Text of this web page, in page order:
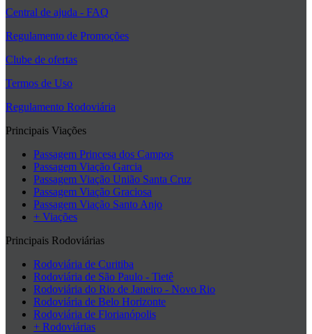
Central de ajuda - FAQ
Regulamento de Promoções
Clube de ofertas
Termos de Uso
Regulamento Rodoviária
Principais Viações
Passagem Princesa dos Campos
Passagem Viação Garcia
Passagem Viação União Santa Cruz
Passagem Viação Graciosa
Passagem Viação Santo Anjo
+ Viações
Principais Rodoviárias
Rodoviária de Curitiba
Rodoviária de São Paulo - Tietê
Rodoviária do Rio de Janeiro - Novo Rio
Rodoviária de Belo Horizonte
Rodoviária de Florianópolis
+ Rodoviárias